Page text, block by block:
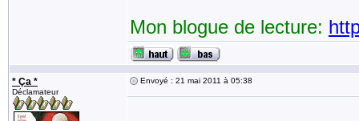
Mon blogue de lecture:
* Ça *
Déclamateur
Envoyé : 21 mai 2011 à 05:38